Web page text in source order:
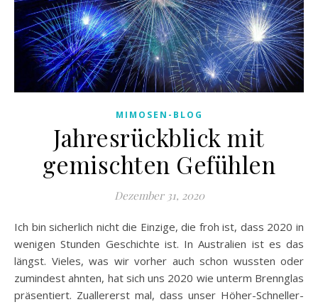
MIMOSEN-BLOG
Jahresrückblick mit
gemischten Gefühlen
Dezember 31, 2020
Ich bin sicherlich nicht die Einzige, die froh ist, dass 2020 in
wenigen Stunden Geschichte ist. In Australien ist es das
längst. Vieles, was wir vorher auch schon wussten oder
zumindest ahnten, hat sich uns 2020 wie unterm Brennglas
präsentiert. Zuallererst mal, dass unser Höher-Schneller-